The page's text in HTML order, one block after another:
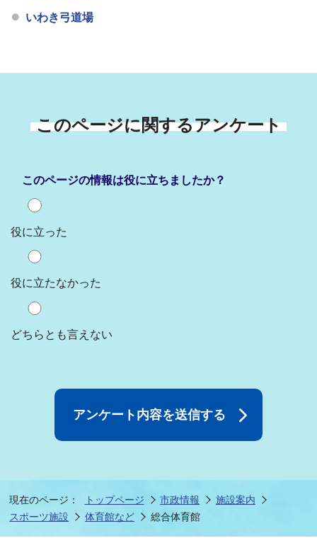
いわき弓道場
このページに関するアンケート
このページの情報は役に立ちましたか？
役に立った
役に立たなかった
どちらとも言えない
現在のページ： トップページ 市政情報
施設案内
スポーツ施設
体育館など 総合体育館